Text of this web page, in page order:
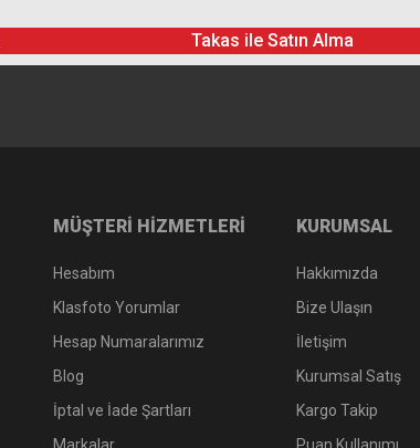
Takas ile Satın Alma
MÜŞTERİ HİZMETLERİ
Hesabım
Klasfoto Yorumlar
Hesap Numaralarımız
Blog
İptal ve İade Şartları
KURUMSAL
Hakkımızda
Bize Ulaşın
İletişim
Kurumsal Satış
Kargo Takip